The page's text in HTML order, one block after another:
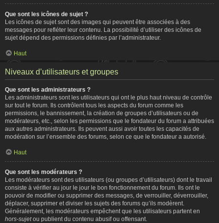
Que sont les icônes de sujet ?
Les icônes de sujet sont des images qui peuvent être associées à des
messages pour refléter leur contenu. La possibilité d’utiliser des icônes de
sujet dépend des permissions définies par l’administrateur.
Haut
Niveaux d’utilisateurs et groupes
Que sont les administrateurs ?
Les administrateurs sont les utilisateurs qui ont le plus haut niveau de contrôle
sur tout le forum. Ils contrôlent tous les aspects du forum comme les
permissions, le bannissement, la création de groupes d’utilisateurs ou de
modérateurs, etc., selon les permissions que le fondateur du forum a attribuées
aux autres administrateurs. Ils peuvent aussi avoir toutes les capacités de
modération sur l’ensemble des forums, selon ce que le fondateur a autorisé.
Haut
Que sont les modérateurs ?
Les modérateurs sont des utilisateurs (ou groupes d’utilisateurs) dont le travail
consiste à vérifier au jour le jour le bon fonctionnement du forum. Ils ont le
pouvoir de modifier ou supprimer des messages, de verrouiller, déverrouiller,
déplacer, supprimer et diviser les sujets des forums qu’ils modèrent.
Généralement, les modérateurs empêchent que les utilisateurs partent en
hors-sujetou publient du contenu abusif ou offensant.